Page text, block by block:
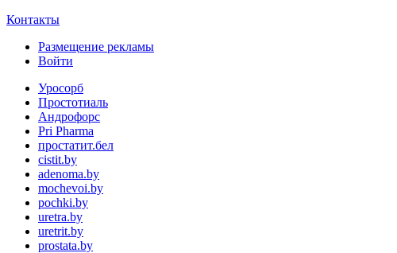
Контакты
Размещение рекламы
Войти
Уросорб
Простотиаль
Андрофорс
Pri Pharma
простатит.бел
cistit.by
adenoma.by
mochevoi.by
pochki.by
uretra.by
uretrit.by
prostata.by